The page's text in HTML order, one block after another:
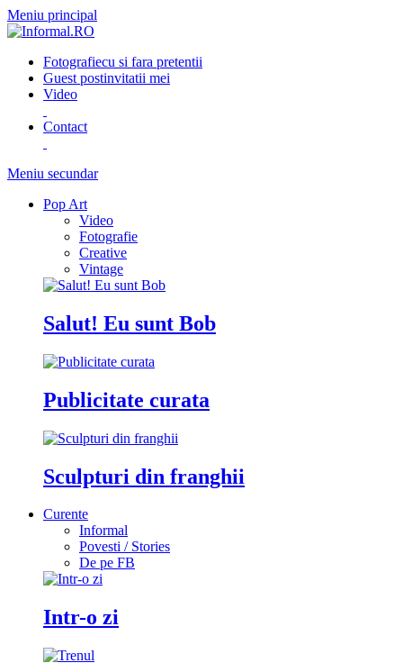
Meniu principal
Fotografiecu si fara pretentii
Guest postinvitatii mei
Video
Contact
Meniu secundar
Pop Art
Video
Fotografie
Creative
Vintage
Salut! Eu sunt Bob
Publicitate curata
Sculpturi din franghii
Curente
Informal
Povesti / Stories
De pe FB
Intr-o zi